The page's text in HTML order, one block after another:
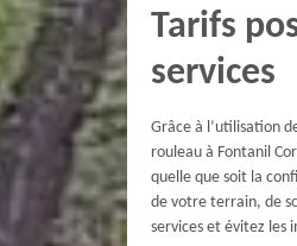
Tarifs
services
Grâce à l’utilisation
rouleau à Fontanil
quelle que soit la
de votre terrain, de
services et évitez les